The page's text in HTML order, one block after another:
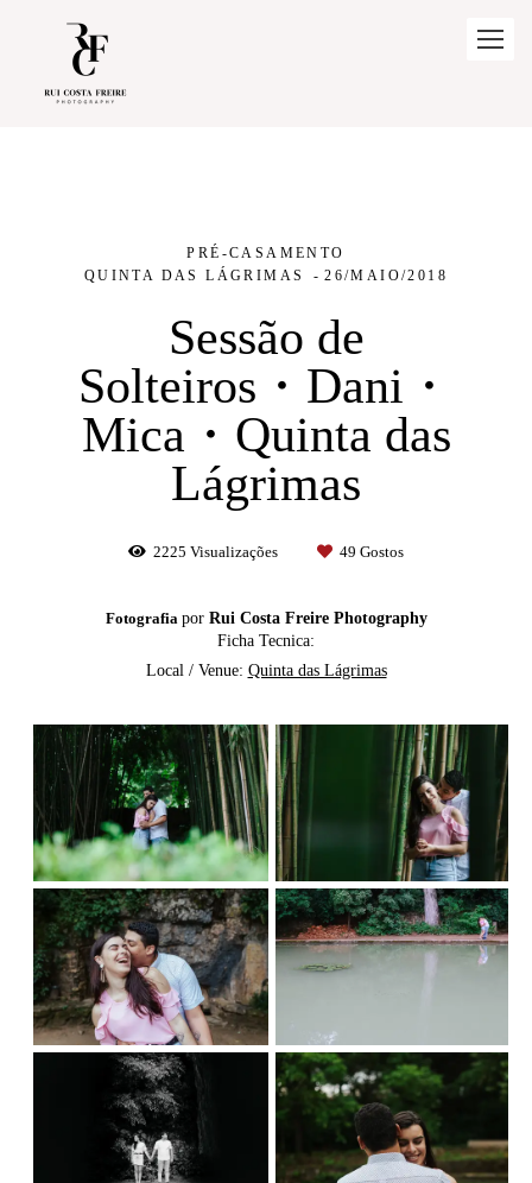
PRÉ-CASAMENTO
QUINTA DAS LÁGRIMAS
26/MAIO/2018
Sessão de
Solteiros・Dani・
Mica・Quinta das
Lágrimas
2225 Visualizações 49 Gostos
Fotografia por Rui Costa Freire Photography
Ficha Tecnica:
Local / Venue: Quinta das Lágrimas